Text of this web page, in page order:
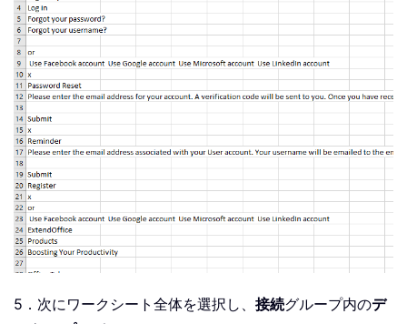
5．次にワークシート全体を選択し、 接続グループ内のデ